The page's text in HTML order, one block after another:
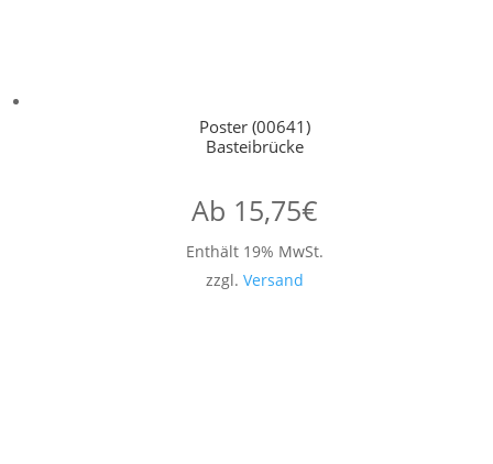
Poster (00641)
Basteibrücke
Ab 15,75€
Enthält 19% MwSt.
zzgl. Versand